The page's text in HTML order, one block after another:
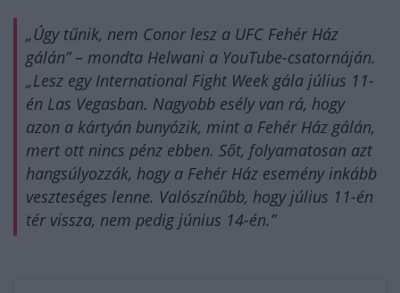
„Úgy tűnik, nem Conor lesz a UFC Fehér Ház
gálán” – mondta Helwani a YouTube-csatornáján.
„Lesz egy International Fight Week gála július 11-
én Las Vegasban. Nagyobb esély van rá, hogy
azon a kártyán bunyózik, mint a Fehér Ház gálán,
mert ott nincs pénz ebben. Sőt, folyamatosan azt
hangsúlyozzák, hogy a Fehér Ház esemény inkább
veszteséges lenne. Valószínűbb, hogy július 11-én
tér vissza, nem pedig június 14-én.”